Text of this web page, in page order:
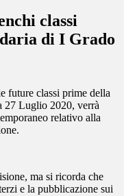
classi
di I Grado
future classi prime della
27 Luglio 2020, verrà
relativo alla
ma si ricorda che
e la pubblicazione sui